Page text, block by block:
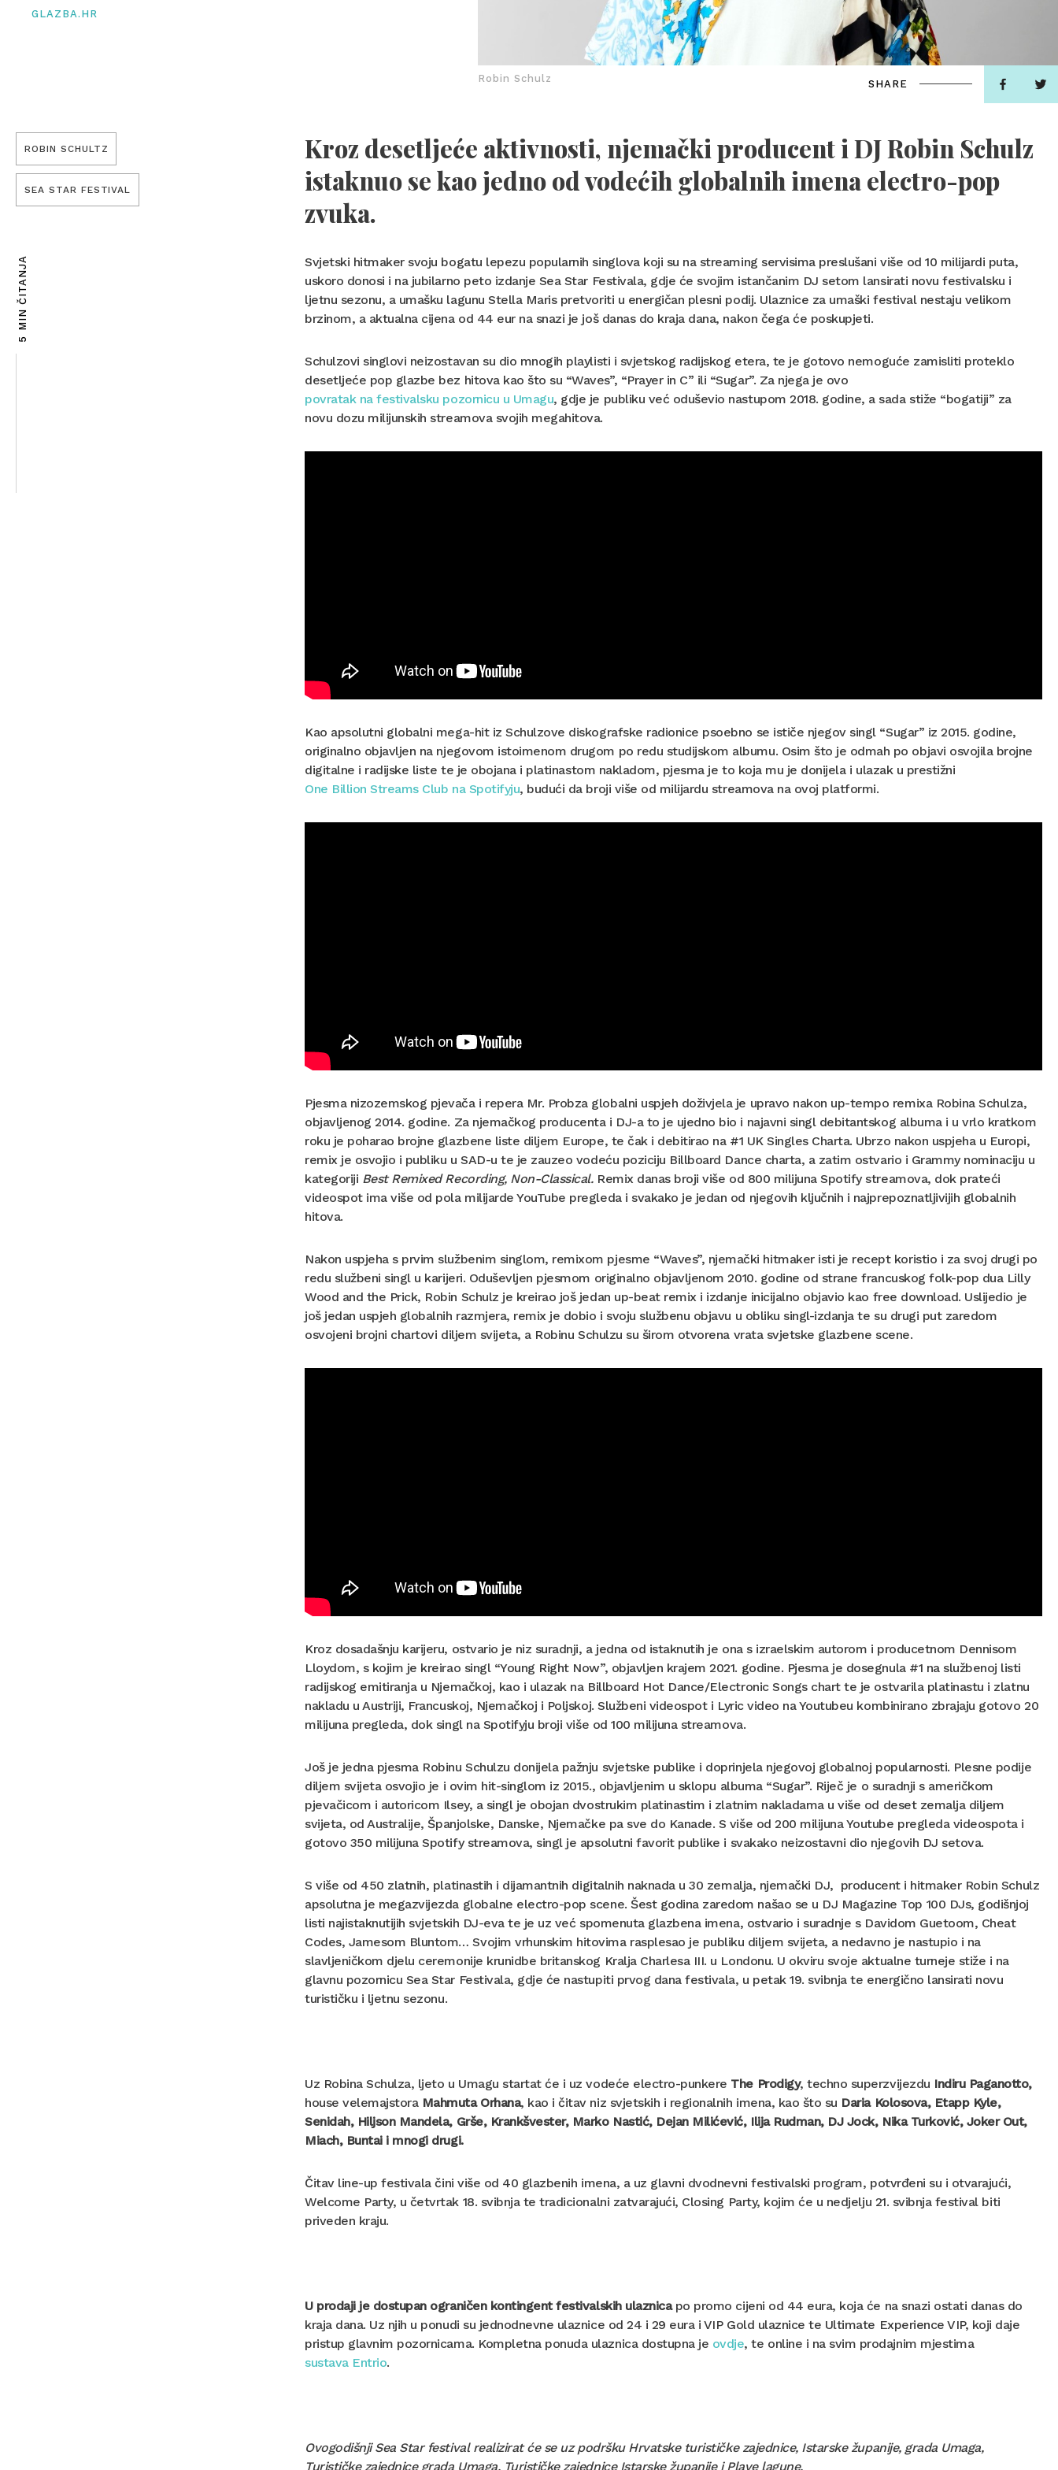
GLAZBA.HR
Robin Schulz SHARE
ROBIN SCHULTZ
SEA STAR FESTIVAL
5 MIN ČITANJA
Kroz desetljeće aktivnosti, njemački producent i DJ Robin Schulz
istaknuo se kao jedno od vodećih globalnih imena electro-pop
zvuka.
Svjetski hitmaker svoju bogatu lepezu popularnih singlova koji su na streaming servisima preslušani više od 10 milijardi puta,
uskoro donosi i na jubilarno peto izdanje Sea Star Festivala, gdje će svojim istančanim DJ setom lansirati novu festivalsku i
ljetnu sezonu, a umašku lagunu Stella Maris pretvoriti u energičan plesni podij. Ulaznice za umaški festival nestaju velikom
brzinom, a aktualna cijena od 44 eur na snazi je još danas do kraja dana, nakon čega će poskupjeti.
Schulzovi singlovi neizostavan su dio mnogih playlisti i svjetskog radijskog etera, te je gotovo nemoguće zamisliti proteklo
desetljeće pop glazbe bez hitova kao što su “Waves”, “Prayer in C” ili “Sugar”. Za njega je ovo
povratak na festivalsku pozornicu u Umagu, gdje je publiku već oduševio nastupom 2018. godine, a sada stiže “bogatiji” za
novu dozu milijunskih streamova svojih megahitova.
Kao apsolutni globalni mega-hit iz Schulzove diskografske radionice psoebno se ističe njegov singl “Sugar” iz 2015. godine,
originalno objavljen na njegovom istoimenom drugom po redu studijskom albumu. Osim što je odmah po objavi osvojila brojne
digitalne i radijske liste te je obojana i platinastom nakladom, pjesma je to koja mu je donijela i ulazak u prestižni
One Billion Streams Club na Spotifyju, budući da broji više od milijardu streamova na ovoj platformi.
Pjesma nizozemskog pjevača i repera Mr. Probza globalni uspjeh doživjela je upravo nakon up-tempo remixa Robina Schulza,
objavljenog 2014. godine. Za njemačkog producenta i DJ-a to je ujedno bio i najavni singl debitantskog albuma i u vrlo kratkom
roku je poharao brojne glazbene liste diljem Europe, te čak i debitirao na #1 UK Singles Charta. Ubrzo nakon uspjeha u Europi,
remix je osvojio i publiku u SAD-u te je zauzeo vodeću poziciju Billboard Dance charta, a zatim ostvario i Grammy nominaciju u
kategoriji Best Remixed Recording, Non-Classical.Remix danas broji više od 800 milijuna Spotify streamova, dok prateći
videospot ima više od pola milijarde YouTube pregleda i svakako je jedan od njegovih ključnih i najprepoznatljivijih globalnih
hitova.
Nakon uspjeha s prvim službenim singlom, remixom pjesme “Waves”, njemački hitmaker isti je recept koristio i za svoj drugi po
redu službeni singl u karijeri. Oduševljen pjesmom originalno objavljenom 2010. godine od strane francuskog folk-pop dua Lilly
Wood and the Prick, Robin Schulz je kreirao još jedan up-beat remix i izdanje inicijalno objavio kao free download. Uslijedio je
još jedan uspjeh globalnih razmjera, remix je dobio i svoju službenu objavu u obliku singl-izdanja te su drugi put zaredom
osvojeni brojni chartovi diljem svijeta, a Robinu Schulzu su širom otvorena vrata svjetske glazbene scene.
Kroz dosadašnju karijeru, ostvario je niz suradnji, a jedna od istaknutih je ona s izraelskim autorom i producetnom Dennisom
Lloydom, s kojim je kreirao singl “Young Right Now”, objavljen krajem 2021. godine. Pjesma je dosegnula #1 na službenoj listi
radijskog emitiranja u Njemačkoj, kao i ulazak na Billboard Hot Dance/Electronic Songs chart te je ostvarila platinastu i zlatnu
nakladu u Austriji, Francuskoj, Njemačkoj i Poljskoj. Službeni videospot i Lyric video na Youtubeu kombinirano zbrajaju gotovo 20
milijuna pregleda, dok singl na Spotifyju broji više od 100 milijuna streamova.
Još je jedna pjesma Robinu Schulzu donijela pažnju svjetske publike i doprinjela njegovoj globalnoj popularnosti. Plesne podije
diljem svijeta osvojio je i ovim hit-singlom iz 2015., objavljenim u sklopu albuma “Sugar”. Riječ je o suradnji s američkom
pjevačicom i autoricom Ilsey, a singl je obojan dvostrukim platinastim i zlatnim nakladama u više od deset zemalja diljem
svijeta, od Australije, Španjolske, Danske, Njemačke pa sve do Kanade. S više od 200 milijuna Youtube pregleda videospota i
gotovo 350 milijuna Spotify streamova, singl je apsolutni favorit publike i svakako neizostavni dio njegovih DJ setova.
S više od 450 zlatnih, platinastih i dijamantnih digitalnih naknada u 30 zemalja, njemački DJ, producent i hitmaker Robin Schulz
apsolutna je megazvijezda globalne electro-pop scene. Šest godina zaredom našao se u DJ Magazine Top 100 DJs, godišnjoj
listi najistaknutijih svjetskih DJ-eva te je uz već spomenuta glazbena imena, ostvario i suradnje s Davidom Guetoom, Cheat
Codes, Jamesom Bluntom… Svojim vrhunskim hitovima rasplesao je publiku diljem svijeta, a nedavno je nastupio i na
slavljeničkom djelu ceremonije krunidbe britanskog Kralja Charlesa III. u Londonu. U okviru svoje aktualne turneje stiže i na
glavnu pozornicu Sea Star Festivala, gdje će nastupiti prvog dana festivala, u petak 19. svibnja te energično lansirati novu
turističku i ljetnu sezonu.
Uz Robina Schulza, ljeto u Umagu startat će i uz vodeće electro-punkere The Prodigy, techno superzvijezdu Indiru Paganotto,
house velemajstoraMahmuta Orhana, kao i čitav niz svjetskih i regionalnih imena, kao što su Daria Kolosova, Etapp Kyle,
Senidah, Hiljson Mandela, Grše, Krankšvester, Marko Nastić, Dejan Milićević, Ilija Rudman, DJ Jock, Nika Turković, Joker Out,
Miach, Buntai i mnogi drugi.
Čitav line-up festivala čini više od 40 glazbenih imena, a uz glavni dvodnevni festivalski program, potvrđeni su i otvarajući,
Welcome Party, u četvrtak 18. svibnja te tradicionalni zatvarajući, Closing Party, kojim će u nedjelju 21. svibnja festival biti
priveden kraju.
U prodaji je dostupan ograničen kontingent festivalskih ulaznicapo promo cijeni od 44 eura, koja će na snazi ostati danas do
kraja dana. Uz njih u ponudi su jednodnevne ulaznice od 24 i 29 eura i VIP Gold ulaznice te Ultimate Experience VIP, koji daje
pristup glavnim pozornicama. Kompletna ponuda ulaznica dostupna je ovdje, te online i na svim prodajnim mjestima
sustava Entrio.
Ovogodišnji Sea Star festival realizirat će se uz podršku Hrvatske turističke zajednice, Istarske županije, grada Umaga,
Turističke zajednice grada Umaga, Turističke zajednice Istarske županije i Plave lagune.